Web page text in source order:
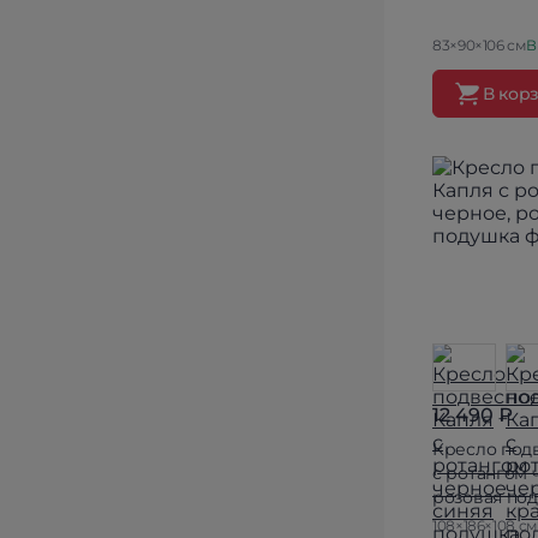
83×90×106 см
В
12 490 ₽
Кресло
с ротангом
розовая
108×186×108 см